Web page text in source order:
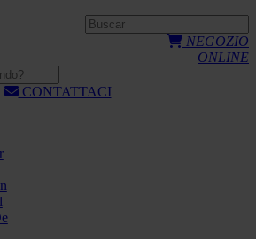
NEGOZIO
ONLINE
CONTATTACI